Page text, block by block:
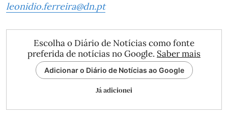
leonidio.ferreira@dn.pt
Escolha o Diário de Notícias como fonte
preferida de notícias no Google. Saber mais
Adicionar o Diário de Notícias ao Google
Já adicionei